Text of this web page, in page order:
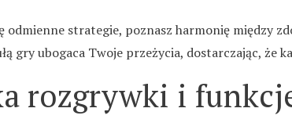
odmienne strategie, poznasz harmonię między
gry ubogaca Twoje przeżycia, dostarczając, że
rozgrywki i